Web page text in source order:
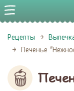
Рецепты
Печенье